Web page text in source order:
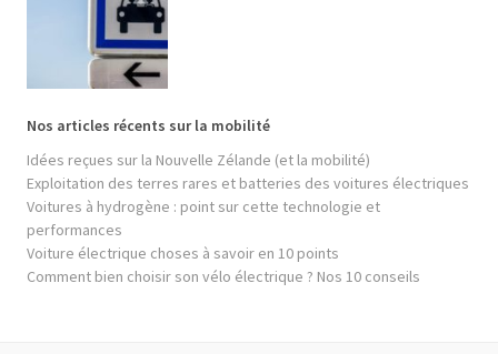
Nos articles récents sur la mobilité
Idées reçues sur la Nouvelle Zélande (et la mobilité)
Exploitation des terres rares et batteries des voitures électriques
Voitures à hydrogène : point sur cette technologie et
performances
Voiture électrique choses à savoir en 10 points
Comment bien choisir son vélo électrique ? Nos 10 conseils